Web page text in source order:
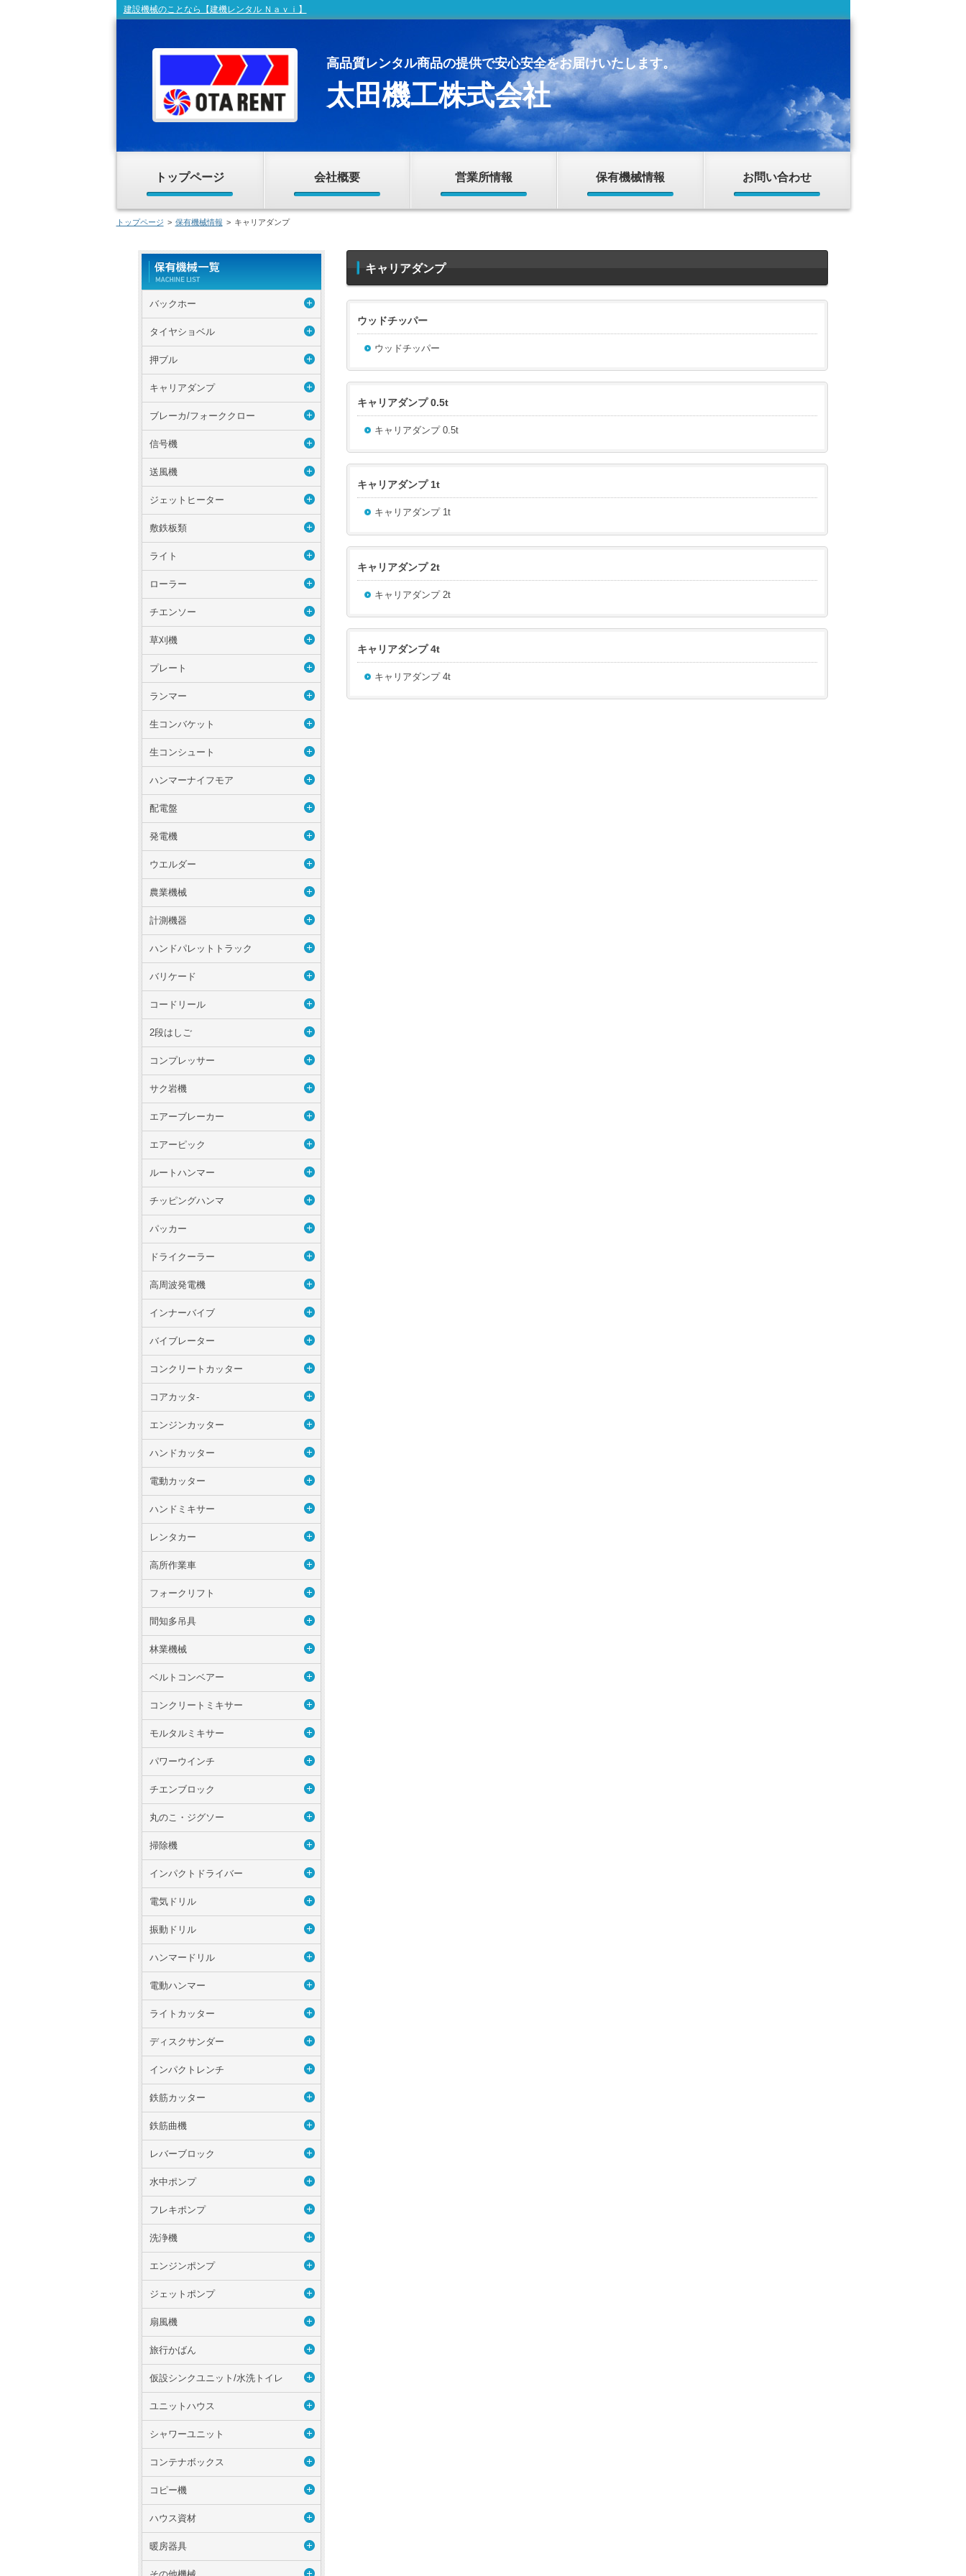
建設機械のことなら【建機レンタル Ｎａｖｉ】
高品質レンタル商品の提供で安心安全をお届けいたします。
太田機工株式会社
トップページ 会社概要 営業所情報 保有機械情報 お問い合わせ
トップページ > 保有機械情報 > キャリアダンプ
キャリアダンプ
ウッドチッパー
ウッドチッパー
キャリアダンプ 0.5t
キャリアダンプ 0.5t
キャリアダンプ 1t
キャリアダンプ 1t
キャリアダンプ 2t
キャリアダンプ 2t
キャリアダンプ 4t
キャリアダンプ 4t
バックホー
タイヤショベル
押ブル
キャリアダンプ
ブレーカ/フォーククロー
信号機
送風機
ジェットヒーター
敷鉄板類
ライト
ローラー
チエンソー
草刈機
プレート
ランマー
生コンバケット
生コンシュート
ハンマーナイフモア
配電盤
発電機
ウエルダー
農業機械
計測機器
ハンドパレットトラック
バリケード
コードリール
2段はしご
コンプレッサー
サク岩機
エアーブレーカー
エアーピック
ルートハンマー
チッピングハンマ
パッカー
ドライクーラー
高周波発電機
インナーバイブ
バイブレーター
コンクリートカッター
コアカッタ-
エンジンカッター
ハンドカッター
電動カッター
ハンドミキサー
レンタカー
高所作業車
フォークリフト
間知多吊具
林業機械
ベルトコンベアー
コンクリートミキサー
モルタルミキサー
パワーウインチ
チエンブロック
丸のこ・ジグソー
掃除機
インパクトドライバー
電気ドリル
振動ドリル
ハンマードリル
電動ハンマー
ライトカッター
ディスクサンダー
インパクトレンチ
鉄筋カッター
鉄筋曲機
レバーブロック
水中ポンプ
フレキポンプ
洗浄機
エンジンポンプ
ジェットポンプ
扇風機
旅行かばん
仮設シンクユニット/水洗トイレ
ユニットハウス
シャワーユニット
コンテナボックス
コピー機
ハウス資材
暖房器具